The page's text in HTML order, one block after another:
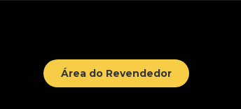
Área do Revendedor